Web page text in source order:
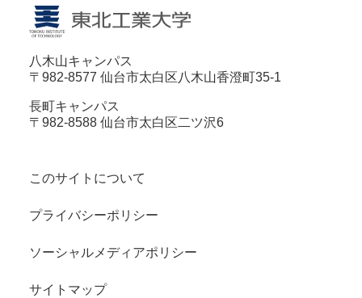
八木山キャンパス
〒982-8577 仙台市太白区八木山香澄町35-1
長町キャンパス
〒982-8588 仙台市太白区二ツ沢6
このサイトについて
プライバシーポリシー
ソーシャルメディアポリシー
サイトマップ